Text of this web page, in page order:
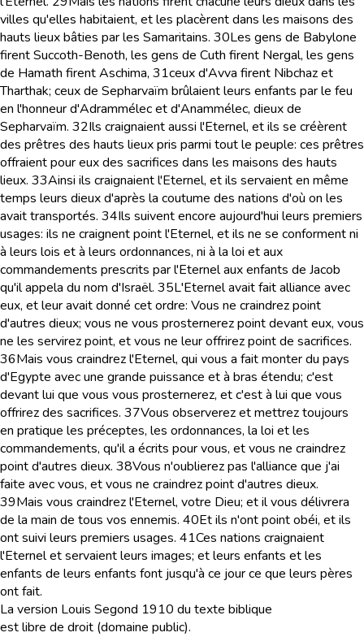
villes qu'elles habitaient, et les placèrent dans les maisons des
hauts lieux bâties par les Samaritains. 30Les gens de Babylone
firent Succoth-Benoth, les gens de Cuth firent Nergal, les gens
de Hamath firent Aschima, 31ceux d'Avva firent Nibchaz et
Tharthak; ceux de Sepharvaïm brûlaient leurs enfants par le feu
en l'honneur d'Adrammélec et d'Anammélec, dieux de
Sepharvaïm. 32Ils craignaient aussi l'Eternel, et ils se créèrent
des prêtres des hauts lieux pris parmi tout le peuple: ces prêtres
offraient pour eux des sacrifices dans les maisons des hauts
lieux. 33Ainsi ils craignaient l'Eternel, et ils servaient en même
temps leurs dieux d'après la coutume des nations d'où on les
avait transportés. 34Ils suivent encore aujourd'hui leurs premiers
usages: ils ne craignent point l'Eternel, et ils ne se conforment ni
à leurs lois et à leurs ordonnances, ni à la loi et aux
commandements prescrits par l'Eternel aux enfants de Jacob
qu'il appela du nom d'Israël. 35L'Eternel avait fait alliance avec
eux, et leur avait donné cet ordre: Vous ne craindrez point
d'autres dieux; vous ne vous prosternerez point devant eux, vous
ne les servirez point, et vous ne leur offrirez point de sacrifices.
36Mais vous craindrez l'Eternel, qui vous a fait monter du pays
d'Egypte avec une grande puissance et à bras étendu; c'est
devant lui que vous vous prosternerez, et c'est à lui que vous
offrirez des sacrifices. 37Vous observerez et mettrez toujours
en pratique les préceptes, les ordonnances, la loi et les
commandements, qu'il a écrits pour vous, et vous ne craindrez
point d'autres dieux. 38Vous n'oublierez pas l'alliance que j'ai
faite avec vous, et vous ne craindrez point d'autres dieux.
39Mais vous craindrez l'Eternel, votre Dieu; et il vous délivrera
de la main de tous vos ennemis. 40Et ils n'ont point obéi, et ils
ont suivi leurs premiers usages. 41Ces nations craignaient
l'Eternel et servaient leurs images; et leurs enfants et les
enfants de leurs enfants font jusqu'à ce jour ce que leurs pères
ont fait.
La version Louis Segond 1910 du texte biblique
est libre de droit (domaine public).